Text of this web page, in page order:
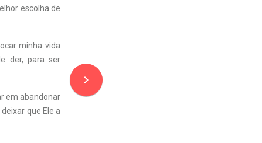
escolha de
minha vida
der, para ser
em abandonar
que Ele a
navigate_next